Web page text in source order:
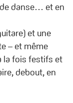
danse… et en
et une
– et même
la fois festifs et
debout, en